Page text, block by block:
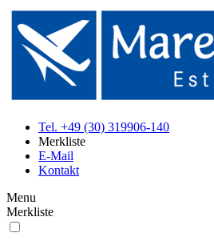
Tel. +49 (30) 319906-140
Merkliste
E-Mail
Kontakt
Menu
Merkliste